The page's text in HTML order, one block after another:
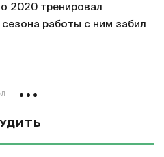
2020 тренировал
работы с ним забил